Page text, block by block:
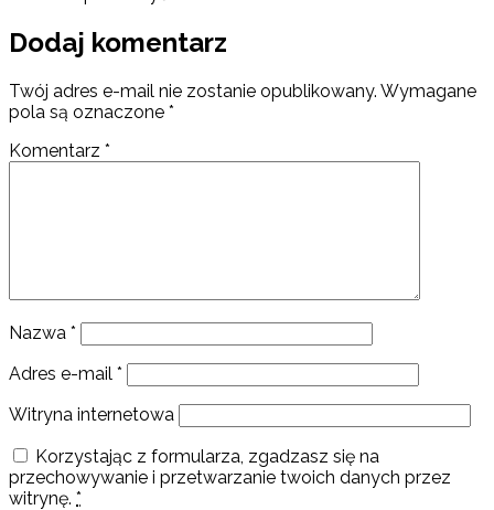
Dodaj komentarz
Twój adres e-mail nie zostanie opublikowany. Wymagane
pola są oznaczone *
Komentarz *
Nazwa *
Adres e-mail *
Witryna internetowa
Korzystając z formularza, zgadzasz się na
przechowywanie i przetwarzanie twoich danych przez
witrynę. *